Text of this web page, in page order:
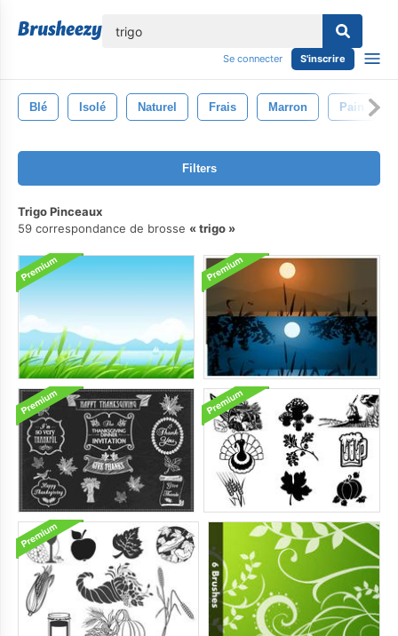
Se connecter S'inscrire
Blé Isolé Naturel Frais Marron Pain
Filters
Trigo Pinceaux
59 correspondance de brosse
trigo